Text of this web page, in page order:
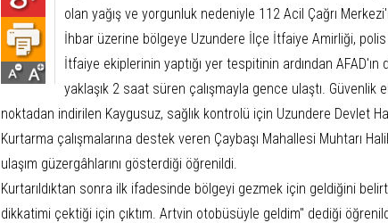
olan yağış ve yorgunluk nedeniyle 112 Acil Çağrı
İhbar üzerine bölgeye Uzundere İlçe İtfaiye Amirliği,
İtfaiye ekiplerinin yaptığı yer tespitinin ardından
yaklaşık 2 saat süren çalışmayla gence ulaştı. Güvenlik
noktadan indirilen Kaygusuz, sağlık kontrolü için Uzundere Devlet
Kurtarma çalışmalarına destek veren Çaybaşı Mahallesi Muhtarı
ulaşım güzergâhlarını gösterdiği öğrenildi.
Kurtarıldıktan sonra ilk ifadesinde bölgeyi gezmek için geldiğini
dikkatimi çektiği için çıktım. Artvin otobüsüyle geldim" dediği